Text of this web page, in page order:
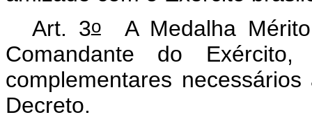
Art. 3oA Medalha Mérito
Comandante do
complementares
Decreto.